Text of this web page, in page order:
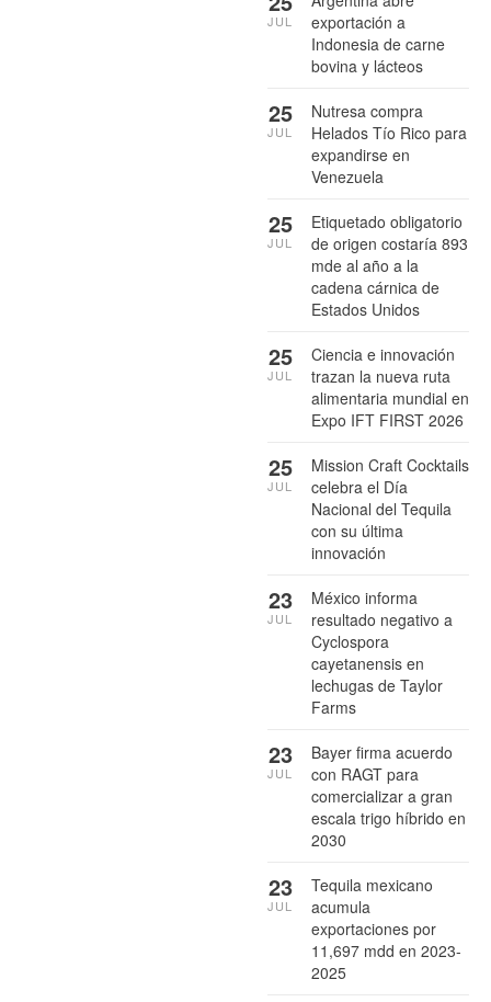
exportación a
Indonesia de carne
bovina y lácteos
JUL
Nutresa compra
Helados Tío Rico para
expandirse en
Venezuela
25
JUL
Etiquetado obligatorio
de origen costaría 893
mde al año a la
cadena cárnica de
Estados Unidos
25
JUL
Ciencia e innovación
trazan la nueva ruta
alimentaria mundial en
Expo IFT FIRST 2026
25
JUL
Mission Craft Cocktails
celebra el Día
Nacional del Tequila
con su última
innovación
25
JUL
México informa
resultado negativo a
Cyclospora
cayetanensis en
lechugas de Taylor
Farms
23
JUL
Bayer firma acuerdo
con RAGT para
comercializar a gran
escala trigo híbrido en
2030
23
JUL
Tequila mexicano
acumula
exportaciones por
11,697 mdd en 2023-
2025
23
JUL